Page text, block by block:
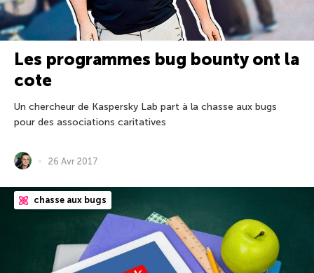
Les programmes bug bounty ont la
cote
Un chercheur de Kaspersky Lab part à la chasse aux bugs
pour des associations caritatives
26 Avr 2017
chasse aux bugs